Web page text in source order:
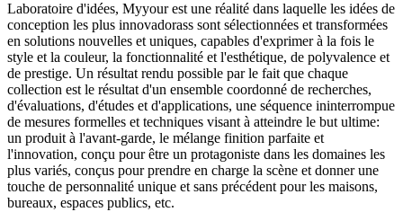
Laboratoire d'idées, Myyour est une réalité dans laquelle les idées de
conception les plus innovadorass sont sélectionnées et transformées
en solutions nouvelles et uniques, capables d'exprimer à la fois le
style et la couleur, la fonctionnalité et l'esthétique, de polyvalence et
de prestige. Un résultat rendu possible par le fait que chaque
collection est le résultat d'un ensemble coordonné de recherches,
d'évaluations, d'études et d'applications, une séquence ininterrompue
de mesures formelles et techniques visant à atteindre le but ultime:
un produit à l'avant-garde, le mélange finition parfaite et
l'innovation, conçu pour être un protagoniste dans les domaines les
plus variés, conçus pour prendre en charge la scène et donner une
touche de personnalité unique et sans précédent pour les maisons,
bureaux, espaces publics, etc.